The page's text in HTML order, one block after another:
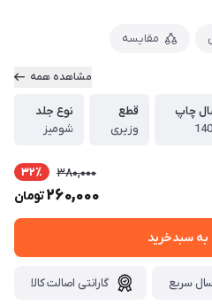
مقایسه
مشاهده همه
چاپ
قطع
وزیری
نوع جلد
شومیز
380,000 32٪
260,000تومان
به سبدخرید
سریع گارانتی اصالت کالا